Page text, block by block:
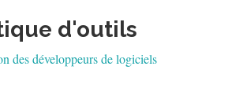
d'outils
des développeurs de logiciels